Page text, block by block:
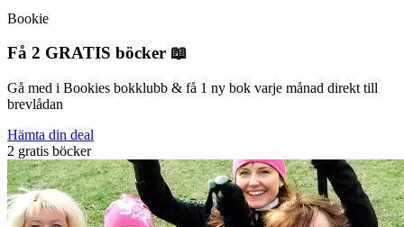
Bookie
Få 2 GRATIS böcker 📖
Gå med i Bookies bokklubb & få 1 ny bok varje månad direkt till
brevlådan
Hämta din deal
2 gratis böcker